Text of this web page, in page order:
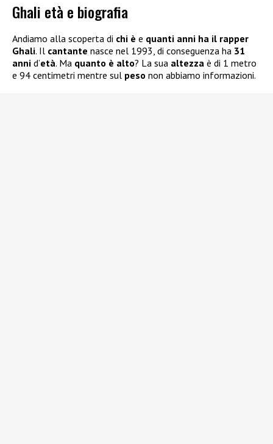
Ghali età e biografia
Andiamo alla scoperta di chi è e quanti anni ha il rapper
Ghali. Il cantante nasce nel 1993, di conseguenza ha 31
anni d’età. Ma quanto è alto? La sua altezza è di 1 metro
e 94 centimetri mentre sul peso non abbiamo informazioni.